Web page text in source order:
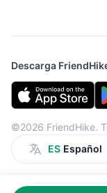
Descarga
©2026 FriendHike.
ES Español